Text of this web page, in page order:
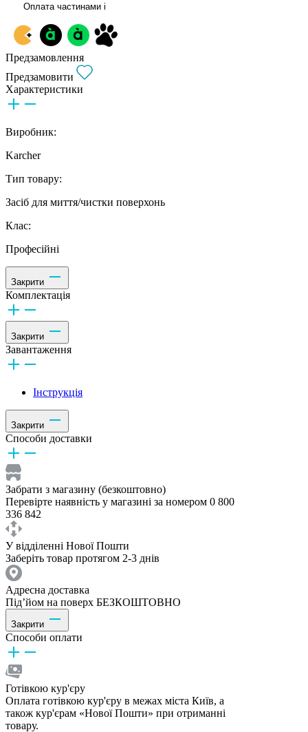
Оплата частинами i
Предзамовлення
Предзамовити
Характеристики
Виробник:
Karcher
Тип товару:
Засіб для миття/чистки поверхонь
Клас:
Професійні
Закрити
Комплектація
Закрити
Завантаження
Інструкція
Закрити
Способи доставки
Забрати з магазину (безкоштовно)
Перевірте наявність у магазині за номером 0 800
336 842
У відділенні Нової Пошти
Заберіть товар протягом 2-3 днів
Адресна доставка
Під’йом на поверх БЕЗКОШТОВНО
Закрити
Способи оплати
Готівкою кур'єру
Оплата готівкою кур'єру в межах міста Київ, а
також кур'єрам «Нової Пошти» при отриманні
товару.